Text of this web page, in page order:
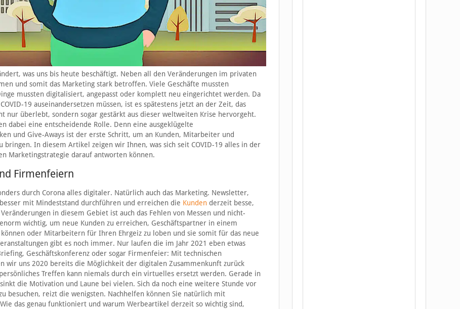
was uns bis heute beschäftigt. Neben all den Veränderungen im privaten
und somit das Marketing stark betroffen. Viele Geschäfte mussten
mussten digitalisiert, angepasst oder komplett neu eingerichtet werden. Da
19 auseinandersetzen müssen, ist es spätestens jetzt an der Zeit, das
nur überlebt, sondern sogar gestärkt aus dieser weltweiten Krise hervorgeht.
dabei eine entscheidende Rolle. Denn eine ausgeklügelte
und Give-Aways ist der erste Schritt, um an Kunden, Mitarbeiter und
bringen. In diesem Artikel zeigen wir Ihnen, was sich seit COVID-19 alles in der
Marketingstrategie darauf antworten können.
Firmenfeiern
durch Corona alles digitaler. Natürlich auch das Marketing. Newsletter,
mit Mindeststand durchführen und erreichen die Kundenderzeit besse,
in diesem Gebiet ist auch das Fehlen von Messen und nicht-
wichtig, um neue Kunden zu erreichen, Geschäftspartner in einem
oder Mitarbeitern für Ihren Ehrgeiz zu loben und sie somit für das neue
gibt es noch immer. Nur laufen die im Jahr 2021 eben etwas
Geschäftskonferenz oder sogar Firmenfeier: Mit technischen
wir uns 2020 bereits die Möglichkeit der digitalen Zusammenkunft zurück
Treffen kann niemals durch ein virtuelles ersetzt werden. Gerade in
die Motivation und Laune bei vielen. Sich da noch eine weitere Stunde vor
besuchen, reizt die wenigsten. Nachhelfen können Sie natürlich mit
das genau funktioniert und warum Werbeartikel derzeit so wichtig sind,